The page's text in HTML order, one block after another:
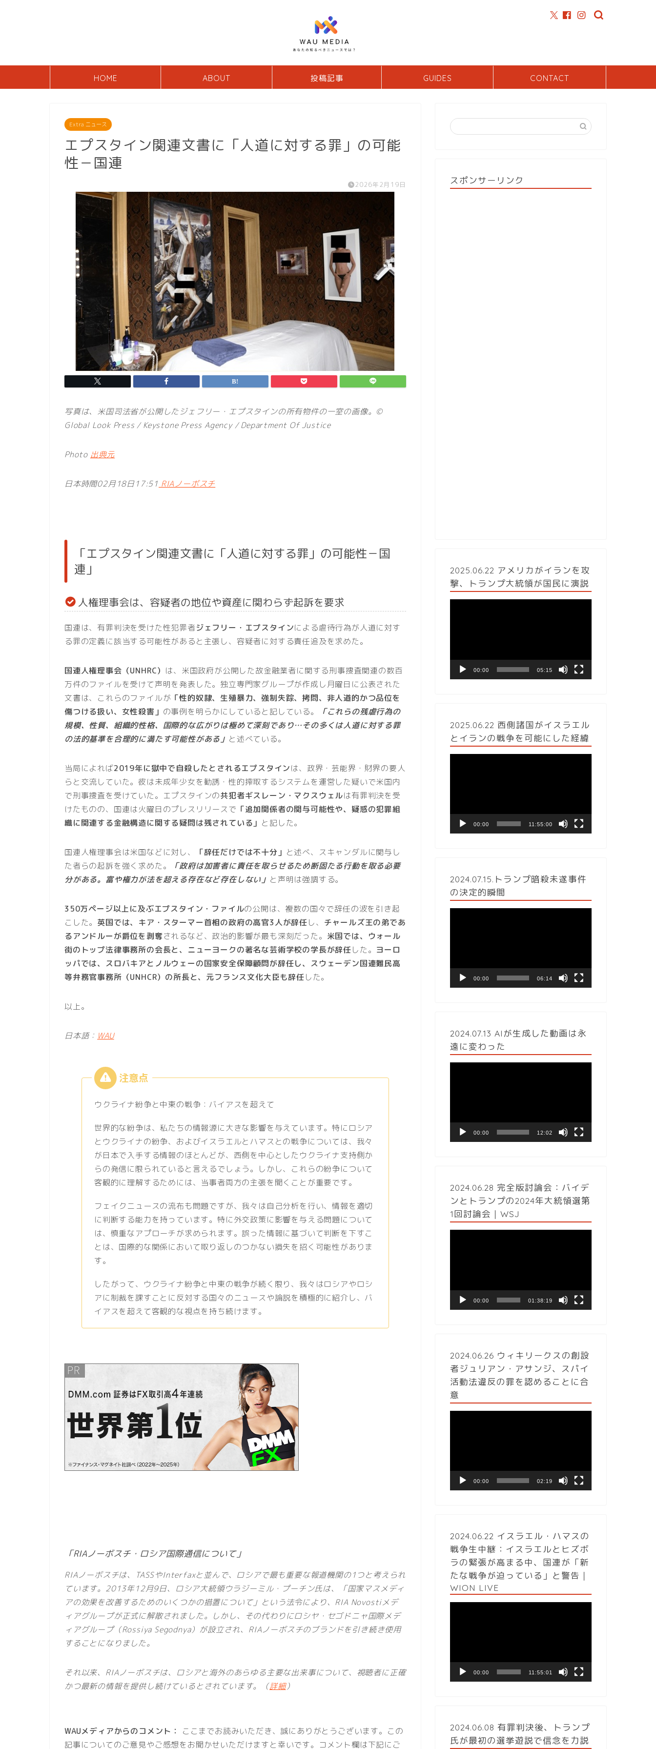
HOME ABOUT 投稿記事 GUIDES CONTACT
Extra ニュース
エプスタイン関連文書に「人道に対する罪」の可能
性－国連
2026年2月19日
写真は、米国司法省が公開したジェフリー・エプスタインの所有物件の一室の画像。©
Global Look Press / Keystone Press Agency / Department Of Justice
Photo 出典元
日本時間02月18日17:51 RIAノーボスチ
「エプスタイン関連文書に「人道に対する罪」の可能性－国
連」
人権理事会は、容疑者の地位や資産に関わらず起訴を要求
国連は、有罪判決を受けた性犯罪者ジェフリー・エプスタインによる虐待行為が人道に対す
る罪の定義に該当する可能性があると主張し、容疑者に対する責任追及を求めた。
国連人権理事会（UNHRC） は、米国政府が公開した故金融業者に関する刑事捜査関連の数百
万件のファイルを受けて声明を発表した。独立専門家グループが作成し月曜日に公表された
文書は、これらのファイルが 「性的奴隷、生殖暴力、強制失踪、拷問、非人道的かつ品位を
傷つける扱い、女性殺害」 の事例を明らかにしていると記している。
「これらの残虐行為の
規模、性質、組織的性格、国際的な広がりは極めて深刻であり…その多くは人道に対する罪
の法的基準を合理的に満たす可能性がある」 と述べている。
当局によれば2019年に獄中で自殺したとされるエプスタインは、政界・芸能界・財界の要人
らと交流していた。彼は未成年少女を勧誘・性的搾取するシステムを運営した疑いで米国内
で刑事捜査を受けていた。エプスタインの共犯者ギスレーン・マクスウェルは有罪判決を受
けたものの、国連は火曜日のプレスリリースで 「追加関係者の関与可能性や、疑惑の犯罪組
織に関連する金融構造に関する疑問は残されている」 と記した。
国連人権理事会は米国などに対し、 「辞任だけでは不十分」 と述べ、スキャンダルに関与し
た者らの起訴を強く求めた。
「政府は加害者に責任を取らせるため断固たる行動を取る必要
分がある。富や権力が法を超える存在など存在しない」 と声明は強調する。
350万ページ以上に及ぶエプスタイン・ファイルの公開は、複数の国々で辞任の波を引き起
こした。 英国では、キア・スターマー首相の政府の高官3人が辞任し、 チャールズ王の弟であ
るアンドルーが爵位を剥奪されるなど、政治的影響が最も深刻だった。 米国では、ウォール
街のトップ法律事務所の会長と、ニューヨークの著名な芸術学校の学長が辞任した。 ヨーロ
ッパでは、スロバキアとノルウェーの国家安全保障顧問が辞任し、スウェーデン国連難民高
等弁務官事務所（UNHCR）の所長と、元フランス文化大臣も辞任した。
以上。
日本語： WAU
ウクライナ紛争と中東の戦争：バイアスを超えて
世界的な紛争は、私たちの情報源に大きな影響を与えています。特にロシア
とウクライナの紛争、およびイスラエルとハマスとの戦争については、我々
が日本で入手する情報のほとんどが、西側を中心としたウクライナ支持側か
らの発信に限られていると言えるでしょう。しかし、これらの紛争について
客観的に理解するためには、当事者両方の主張を聞くことが重要です。
フェイクニュースの流布も問題ですが、我々は自己分析を行い、情報を適切
に判断する能力を持っています。特に外交政策に影響を与える問題について
は、慎重なアプローチが求められます。誤った情報に基づいて判断を下すこ
とは、国際的な関係において取り返しのつかない損失を招く可能性がありま
す。
したがって、ウクライナ紛争と中東の戦争が続く限り、我々はロシアやロシ
アに制裁を課すことに反対する国々のニュースや論説を積極的に紹介し、バ
イアスを超えて客観的な視点を持ち続けます。
「RIAノーボスチ・ロシア国際通信について」
RIAノーボスチは、TASSやInterfaxと並んで、ロシアで最も重要な報道機関の1つと考えられ
ています。2013年12月9日、ロシア大統領ウラジーミル・プーチン氏は、「国家マスメディ
アの効果を改善するためのいくつかの措置について」という法令により、RIA Novostiメデ
ィアグループが正式に解散されました。しかし、その代わりにロシヤ・セゴドニャ国際メデ
ィアグループ（Rossiya Segodnya）が設立され、RIAノーボスチのブランドを引き続き使用
することになりました。
それ以来、RIAノーボスチは、ロシアと海外のあらゆる主要な出来事について、視聴者に正確
かつ最新の情報を提供し続けているとされています。（詳細）
WAUメディアからのコメント：
ここまでお読みいただき、誠にありがとうございます。この
記事についてのご意見やご感想をお聞かせいただけますと幸いです。コメント欄は下記にご
スポンサーリンク
2025.06.22 アメリカがイランを攻
撃、トランプ大統領が国民に演説
ヤ
00:00 05:15
2025.06.22 西側諸国がイスラエル
とイランの戦争を可能にした経緯
ヤ
00:00 11:55:00
2024.07.15.トランプ暗殺未遂事件
の決定的瞬間
ヤ
00:00 06:14
2024.07.13 AIが生成した動画は永
遠に変わった
ヤ
00:00 12:02
2024.06.28 完全版討論会：バイデ
ンとトランプの2024年大統領選第
1回討論会｜WSJ
ヤ
00:00 01:38:19
2024.06.26 ウィキリークスの創設
者ジュリアン・アサンジ、スパイ
活動法違反の罪を認めることに合
意
ヤ
00:00 02:19
2024.06.22 イスラエル・ハマスの
戦争生中継：イスラエルとヒズボ
ラの緊張が高まる中、国連が「新
たな戦争が迫っている」と警告｜
WION LIVE
ヤ
00:00 11:55:01
2024.06.08 有罪判決後、トランプ
氏が最初の選挙遊説で信念を力説